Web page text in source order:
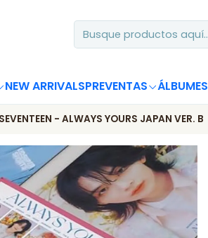
NEW ARRIVALSPREVENTAS ÁLBUMES
- ALWAYS YOURS JAPAN VER. B